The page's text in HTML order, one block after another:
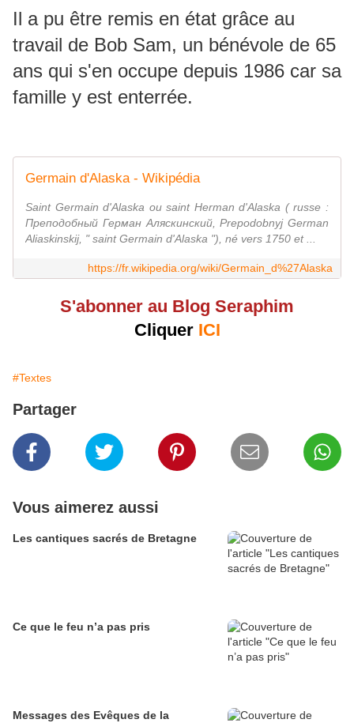
Il a pu être remis en état grâce au
travail de Bob Sam, un bénévole de 65
ans qui s'en occupe depuis 1986 car sa
famille y est enterrée.
Germain d'Alaska - Wikipédia
Saint Germain d'Alaska ou saint Herman d'Alaska ( russe :
Преподобный Герман Аляскинский, Prepodobnyj German
Aliaskinskij, " saint Germain d'Alaska "), né vers 1750 et ...
https://fr.wikipedia.org/wiki/Germain_d%27Alaska
S'abonner au Blog Seraphim
Cliquer ICI
#Textes
Partager
Vous aimerez aussi
Les cantiques sacrés de Bretagne
Ce que le feu n’a pas pris
Messages des Evêques de la